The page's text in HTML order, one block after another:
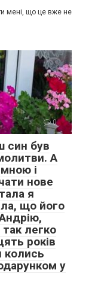
мені, що це вже не
0
син був
А
і
нове
я
що його
легко
років
колись
у